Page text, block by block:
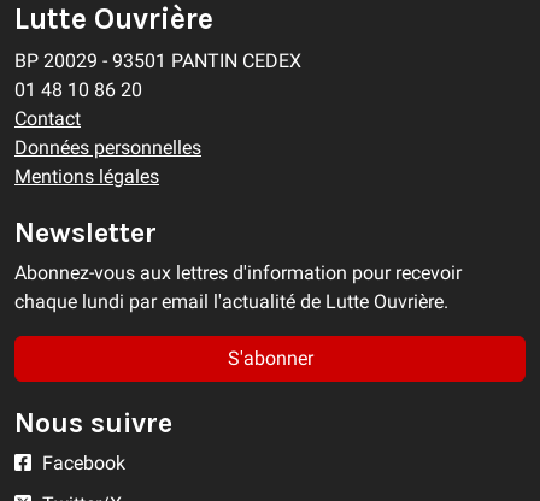
Lutte Ouvrière
BP 20029 - 93501 PANTIN CEDEX
01 48 10 86 20
Contact
Données personnelles
Mentions légales
Newsletter
Abonnez-vous aux lettres d'information pour recevoir
chaque lundi par email l'actualité de Lutte Ouvrière.
S'abonner
Nous suivre
Facebook